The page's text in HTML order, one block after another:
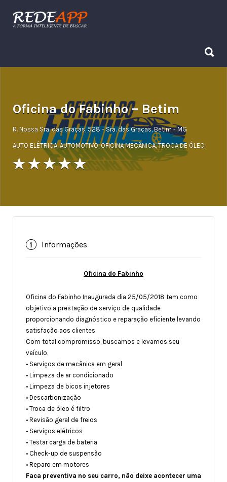
Procurar:
Oficina do Fabinho – Betim
R. Nossa Sra. das Graças, 528 - Sra. das Graças, Betim - MG
AUTO ELÉTRICA,AUTOMOTIVO,OFICINA MECÂNICA,TROCA DE ÓLEO
Informações
Oficina do Fabinho
Oficina do Fabinho Inaugurada dia 25/05/2018 tem como
objetivo a prestação de serviço de qualidade
proporcionando diagnóstico e reparação eficiente levando
satisfação aos clientes.
Com total compromisso, buscamos e levamos seu
veículo.
• Serviços de mecânica em geral
• Limpeza de ar condicionado
• Limpeza de bicos injetores
• Descarbonização
• Troca de óleo é filtro
• Revisão geral de freios
• Serviços elétricos
• Testar carga de bateria
• Check-up de suspensão
• Reparo em motores
Faca preventiva no seu carro, não deixe acontecer uma